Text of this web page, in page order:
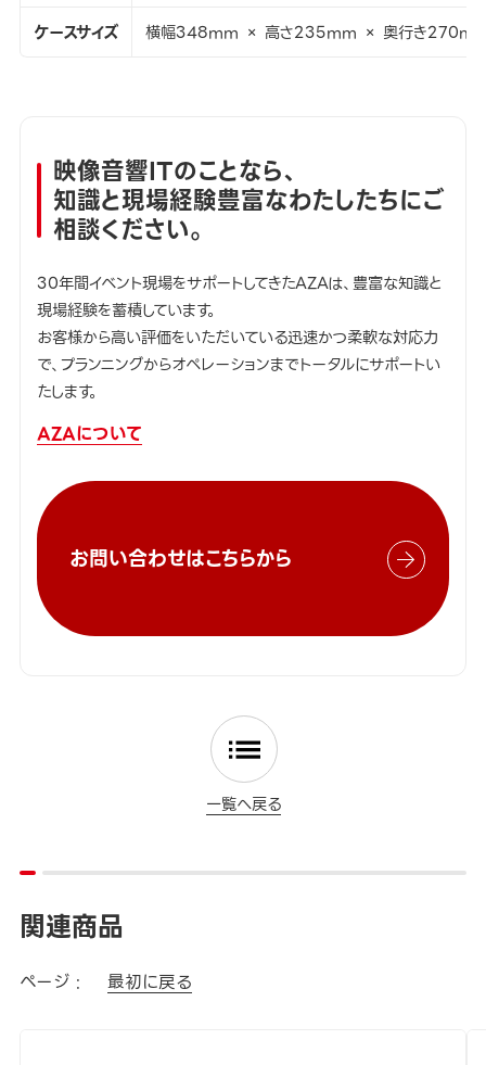
ケースサイズ
横幅348mm × 高さ235mm × 奥行き
映像音響ITのことなら、
知識と現場経験豊富なわたしたちにご
相談ください。
30年間イベント現場をサポートしてきたAZAは、豊富な知識と
現場経験を蓄積しています。
お客様から高い評価をいただいている迅速かつ柔軟な対応力
で、プランニングからオペレーションまでトータルにサポートい
たします。
AZAについて
お問い合わせはこちらから
一覧へ戻る
関連商品
ページ : 最初に戻る